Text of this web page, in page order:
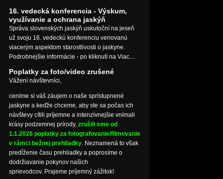
16. vedecká konferencia - Výskum,
využívanie a ochrana jaskýň
Správa slovenských jaskýň uskutoční na jeseň
už svoju 16. vedeckú konferenciu venovanú
viacerým aspektom starostlivosti o jaskyne.
Podrobnejšie informácie - po kliknutí na Viac....
Poplatky za foto/video zrušené
Vážení návštevníci,
ceníme si váš záujem o naše sprístupnené
jaskyne a keďže chceme, aby ste sa počas ich
návštevy cítili príjemne a intenzívnejšie vnímali
krásy podzemnej prírody, zrušili sme od
1.1.2026 poplatky za fotografovanie/filmovanie
v rámci bežnej prehliadky. Neznamená to však
predĺženie času prehliadky a poprosíme o
dodržiavanie pokynov našich
sprievodcov. Prajeme príjemný zážitok!